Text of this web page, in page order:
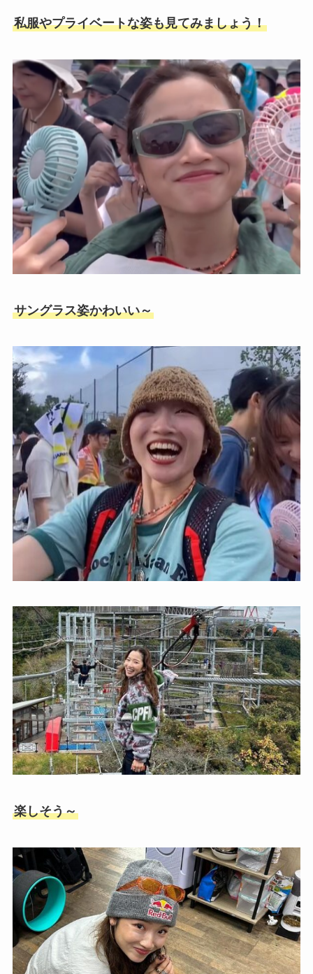
私服やプライベートな姿も見てみましょう！
サングラス姿かわいい～
楽しそう～